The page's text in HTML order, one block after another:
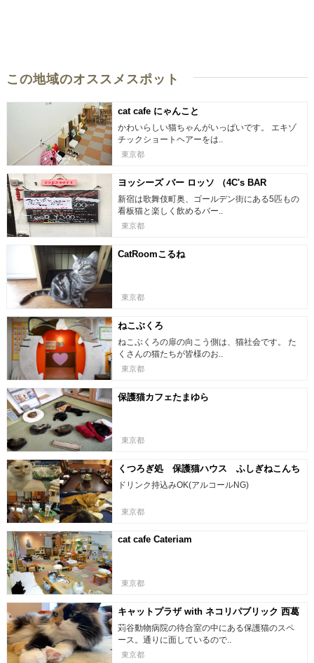
この地域のオススメスポット
cat cafe にゃんこと
かわいらしい猫ちゃんがいっぱいです。 エキゾ
チックショートヘアーをは..
東京都
ヨッシーズ バー ロッソ （4C's BAR
Rosso）
新宿は歌舞伎町奥、ゴールデン街にある5匹もの
看板猫と楽しく飲めるバー..
東京都
CatRoomこるね
東京都
ねこぶくろ
ねこぶくろの扉の向こう側は、猫社会です。 た
くさんの猫たちが皆様のお..
東京都
保護猫カフェたまゆら
東京都
くつろぎ処 保護猫ハウス ふしぎねこんち
ドリンク持込みOK(アルコールNG)
東京都
cat cafe Cateriam
東京都
キャットプラザ with ネコリパブリック 西葛
西
苅谷動物病院の待合室の中にある保護猫のスペ
ース。通りに面しているので..
東京都